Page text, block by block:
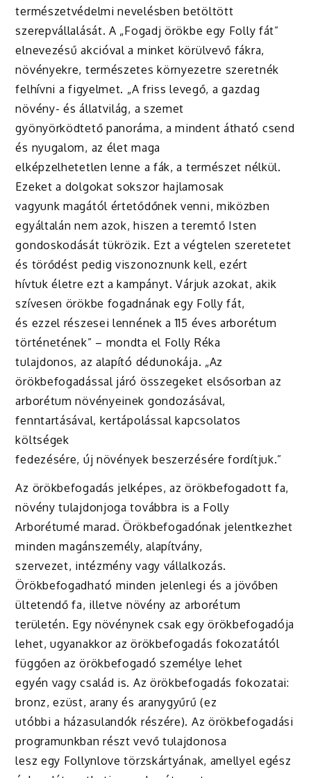
természetvédelmi nevelésben betöltött
szerepvállalását. A „Fogadj örökbe egy Folly fát”
elnevezésű akcióval a minket körülvevő fákra,
növényekre, természetes környezetre szeretnék
felhívni a figyelmet. „A friss levegő, a gazdag
növény- és állatvilág, a szemet
gyönyörködtető panoráma, a mindent átható csend
és nyugalom, az élet maga
elképzelhetetlen lenne a fák, a természet nélkül.
Ezeket a dolgokat sokszor hajlamosak
vagyunk magától értetődőnek venni, miközben
egyáltalán nem azok, hiszen a teremtő Isten
gondoskodását tükrözik. Ezt a végtelen szeretetet
és törődést pedig viszonoznunk kell, ezért
hívtuk életre ezt a kampányt. Várjuk azokat, akik
szívesen örökbe fogadnának egy Folly fát,
és ezzel részesei lennének a 115 éves arborétum
történetének” – mondta el Folly Réka
tulajdonos, az alapító dédunokája. „Az
örökbefogadással járó összegeket elsősorban az
arborétum növényeinek gondozásával,
fenntartásával, kertápolással kapcsolatos
költségek
fedezésére, új növények beszerzésére fordítjuk.”
Az örökbefogadás jelképes, az örökbefogadott fa,
növény tulajdonjoga továbbra is a Folly
Arborétumé marad. Örökbefogadónak jelentkezhet
minden magánszemély, alapítvány,
szervezet, intézmény vagy vállalkozás.
Örökbefogadható minden jelenlegi és a jövőben
ültetendő fa, illetve növény az arborétum
területén. Egy növénynek csak egy örökbefogadója
lehet, ugyanakkor az örökbefogadás fokozatától
függően az örökbefogadó személye lehet
egyén vagy család is. Az örökbefogadás fokozatai:
bronz, ezüst, arany és aranygyűrű (ez
utóbbi a házasulandók részére). Az örökbefogadási
programunkban részt vevő tulajdonosa
lesz egy Follynlove törzskártyának, amellyel egész